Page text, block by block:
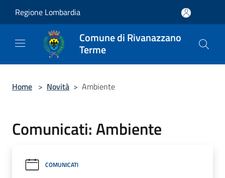
Regione Lombardia
Comune di Rivanazzano
Terme
Home > Novità > Ambiente
Comunicati: Ambiente
COMUNICATI